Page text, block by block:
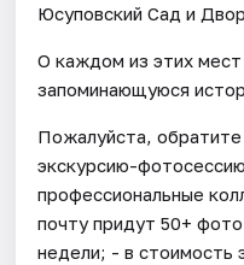
Юсуповский Сад и
О каждом из этих мест
запоминающуюся
Пожалуйста,
экскурсию-
профессиональные
почту придут 50+
недели; - в стоимость